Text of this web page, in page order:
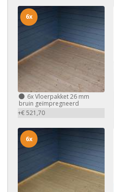
6xVloerpakket 26 mm
bruin geïmpregneerd
+€ 521,70
6x
6x